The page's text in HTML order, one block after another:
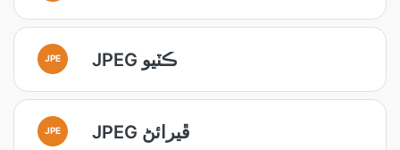
JPE JPEG ڪٽيو
JPE JPEG ڦيرائڻ